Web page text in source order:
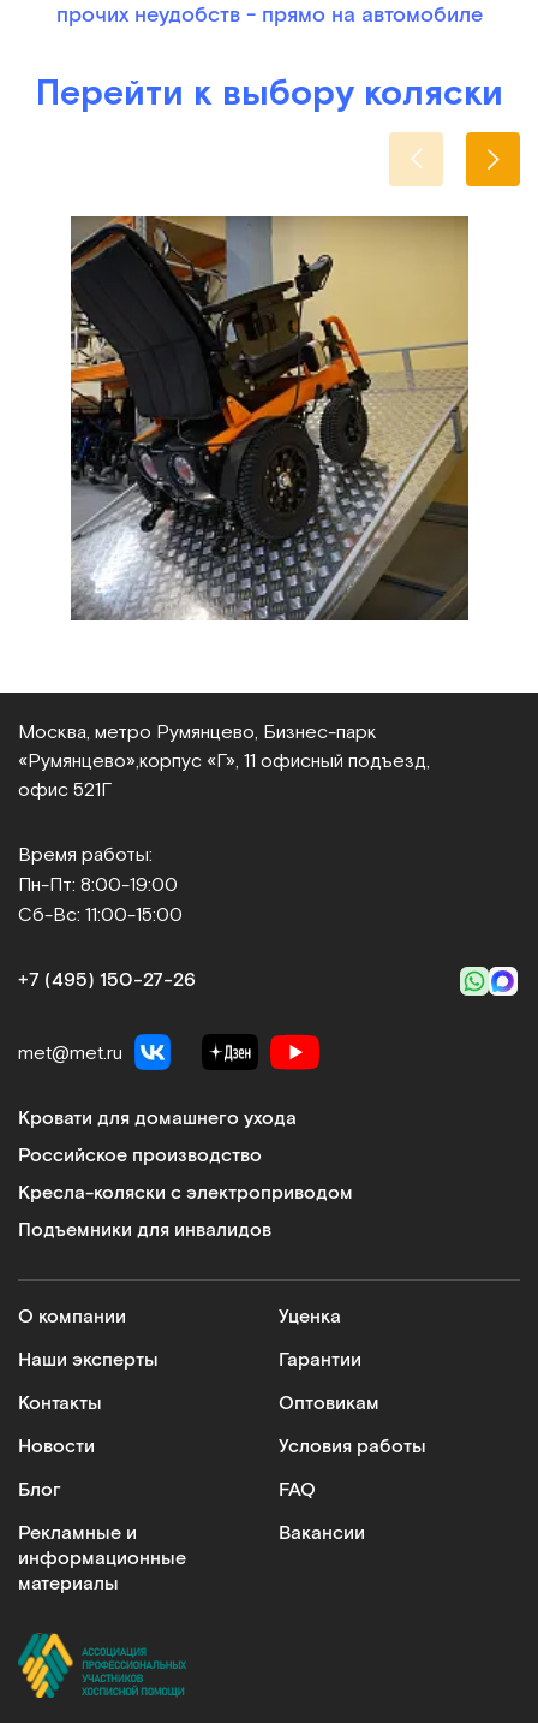
прочих неудобств - прямо на автомобиле
Перейти к выбору коляски
Москва, метро Румянцево, Бизнес‑парк
«Румянцево», корпус «Г», 11 офисный подъезд,
офис 521Г
Время работы:
Пн-Пт: 8:00-19:00
Сб-Вс: 11:00-15:00
+7 (495) 150‑27‑26
met@met.ru
Кровати для домашнего ухода
Российское производство
Кресла-коляски с электроприводом
Подъемники для инвалидов
О компании
Наши эксперты
Контакты
Новости
Блог
Рекламные и
информационные
материалы
Уценка
Гарантии
Оптовикам
Условия работы
FAQ
Вакансии